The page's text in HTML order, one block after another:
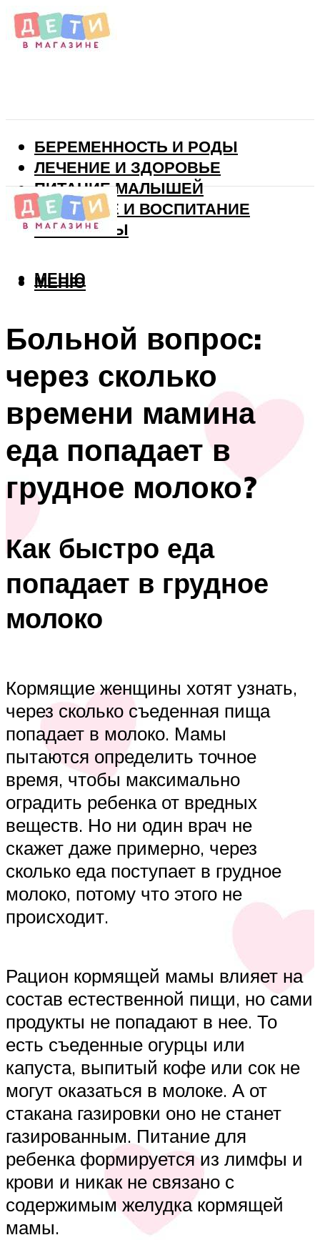
БЕРЕМЕННОСТЬ И РОДЫ
ЛЕЧЕНИЕ И ЗДОРОВЬЕ
ПИТАНИЕ МАЛЫШЕЙ
РАЗВИТИЕ И ВОСПИТАНИЕ
ВИТАМИНЫ
МЕНЮ
МЕНЮ
Больной вопрос:
через сколько
времени мамина
еда попадает в
грудное молоко?
Как быстро еда
попадает в грудное
молоко
Кормящие женщины хотят узнать,
через сколько съеденная пища
попадает в молоко. Мамы
пытаются определить точное
время, чтобы максимально
оградить ребенка от вредных
веществ. Но ни один врач не
скажет даже примерно, через
сколько еда поступает в грудное
молоко, потому что этого не
происходит.
Рацион кормящей мамы влияет на
состав естественной пищи, но сами
продукты не попадают в нее. То
есть съеденные огурцы или
капуста, выпитый кофе или сок не
могут оказаться в молоке. А от
стакана газировки оно не станет
газированным. Питание для
ребенка формируется из лимфы и
крови и никак не связано с
содержимым желудка кормящей
мамы.